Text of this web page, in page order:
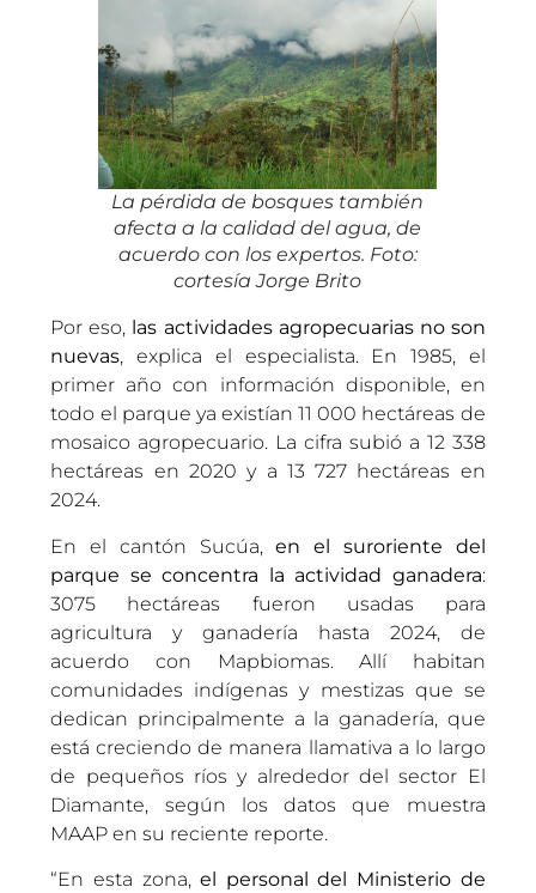
La pérdida de bosques también
afecta a la calidad del agua, de
acuerdo con los expertos. Foto:
cortesía Jorge Brito
Por eso, las actividades agropecuarias no son
nuevas, explica el especialista. En 1985, el
primer año con información disponible, en
todo el parque ya existían 11 000 hectáreas de
mosaico agropecuario. La cifra subió a 12 338
hectáreas en 2020 y a 13 727 hectáreas en
2024.
En el cantón Sucúa,en el suroriente del
parque se concentra la actividad ganadera:
3075 hectáreas fueron usadas para
agricultura y ganadería hasta 2024, de
acuerdo con Mapbiomas. Allí habitan
comunidades indígenas y mestizas que se
dedican principalmente a la ganadería, que
está creciendo de manera llamativa a lo largo
de pequeños ríos y alrededor del sector El
Diamante, según los datos que muestra
MAAP en su reciente reporte.
“En esta zona,el personal del Ministerio de